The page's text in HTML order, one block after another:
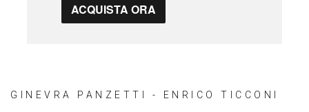
ACQUISTA ORA
GINEVRA PANZETTI - ENRICO TICCONI